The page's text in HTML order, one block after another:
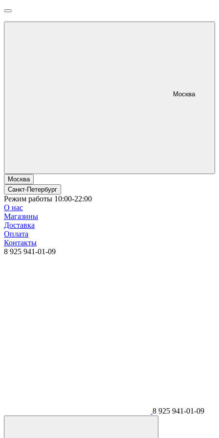
Москва
Москва
Санкт-Петербург
Режим работы 10:00-22:00
О нас
Магазины
Доставка
Оплата
Контакты
8 925 941-01-09
8 925 941-01-09